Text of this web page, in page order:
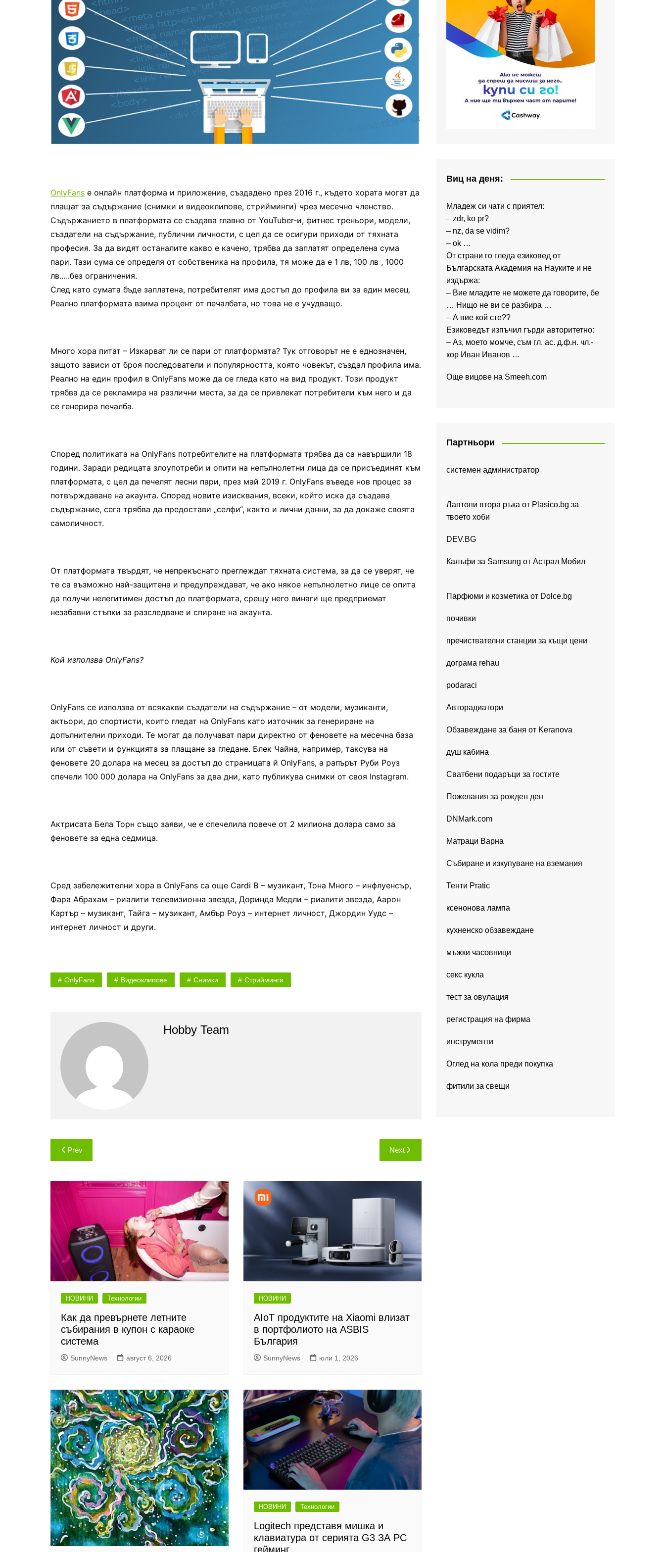
OnlyFans е онлайн платформа и приложение, създадено през 2016 г., където хората могат да
плащат за съдържание (снимки и видеоклипове, стрийминги) чрез месечно членство.
Съдържанието в платформата се създава главно от YouTuber-и, фитнес треньори, модели,
създатели на съдържание, публични личности, с цел да се осигури приходи от тяхната
професия. За да видят останалите какво е качено, трябва да заплатят определена сума
пари. Тази сума се определя от собственика на профила, тя може да е 1 лв, 100 лв , 1000
лв…..без ограничения.
След като сумата бъде заплатена, потребителят има достъп до профила ви за един месец.
Реално платформата взима процент от печалбата, но това не е учудващо.
Много хора питат – Изкарват ли се пари от платформата? Тук отговорът не е еднозначен,
защото зависи от броя последователи и популярността, която човекът, създал профила има.
Реално на един профил в OnlyFans може да се гледа като на вид продукт. Този продукт
трябва да се рекламира на различни места, за да се привлекат потребители към него и да
се генерира печалба.
Според политиката на OnlyFans потребителите на платформата трябва да са навършили 18
години. Заради редицата злоупотреби и опити на непълнолетни лица да се присъединят към
платформата, с цел да печелят лесни пари, през май 2019 г. OnlyFans въведе нов процес за
потвърждаване на акаунта. Според новите изисквания, всеки, който иска да създава
съдържание, сега трябва да предостави „селфи“, както и лични данни, за да докаже своята
самоличност.
От платформата твърдят, че непрекъснато преглеждат тяхната система, за да се уверят, че
те са възможно най-защитена и предупреждават, че ако някое непълнолетно лице се опита
да получи нелегитимен достъп до платформата, срещу него винаги ще предприемат
незабавни стъпки за разследване и спиране на акаунта.
Кой използва OnlyFans?
OnlyFans се използва от всякакви създатели на съдържание – от модели, музиканти,
актьори, до спортисти, които гледат на OnlyFans като източник за генериране на
допълнителни приходи. Те могат да получават пари директно от феновете на месечна база
или от съвети и функцията за плащане за гледане. Блек Чайна, например, таксува на
феновете 20 долара на месец за достъп до страницата й OnlyFans, а рапърът Руби Роуз
спечели 100 000 долара на OnlyFans за два дни, като публикува снимки от своя Instagram.
Актрисата Бела Торн също заяви, че е спечелила повече от 2 милиона долара само за
феновете за една седмица.
Сред забележителни хора в OnlyFans са още Cardi B – музикант, Тона Много – инфлуенсър,
Фара Абрахам – риалити телевизионна звезда, Доринда Медли – риалити звезда, Аарон
Картър – музикант, Тайга – музикант, Амбър Роуз – интернет личност, Джордин Уудс –
интернет личност и други.
OnlyFans Видеоклипове Снимки Стрийминги
Hobby Team
Навигация
Prev Next
НОВИНИ Технологии
Как да превърнете летните
събирания в купон с караоке
система
SunnyNews август 6, 2026
НОВИНИ
AIoT продуктите на Xiaomi влизат
в портфолиото на ASBIS
България
SunnyNews юли 1, 2026
НОВИНИ Технологии
Logitech представя мишка и
клавиатура от серията G3 ЗА PC
гейминг
Виц на деня:
Младеж си чати с приятел:
– zdr, ko pr?
– nz, da se vidim?
– ok …
От страни го гледа езиковед от
Българската Академия на Науките и не
издържа:
– Вие младите не можете да говорите, бе
… Нищо не ви се разбира …
– А вие кой сте??
Езиковедът изпъчил гърди авторитетно:
– Аз, моето момче, съм гл. ас. д.ф.н. чл.-
кор Иван Иванов …
Още вицове на Smeeh.com
Партньори
системен администратор
Лаптопи втора ръка от Plasico.bg за
твоето хоби
DEV.BG
Калъфи за Samsung от Астрал Мобил
Парфюми и козметика от Dolce.bg
почивки
пречиствателни станции за къщи цени
дограма rehau
podaraci
Авторадиатори
Обзавеждане за баня от Keranova
душ кабина
Сватбени подаръци за гостите
Пожелания за рожден ден
DNMark.com
Матраци Варна
Събиране и изкупуване на вземания
Тенти Pratic
ксенонова лампа
кухненско обзавеждане
мъжки часовници
секс кукла
тест за овулация
регистрация на фирма
инструменти
Оглед на кола преди покупка
фитили за свещи